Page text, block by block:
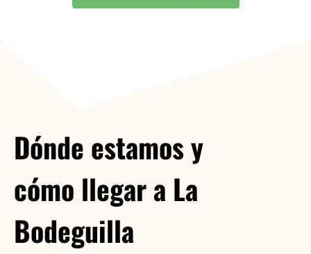
Dónde estamos y
cómo llegar a La
Bodeguilla